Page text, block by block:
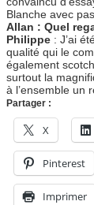
Blanche avec
Allan : Quel
Philippe : J’ai
qualité qui le
également
surtout la
à l’ensemble un
Partager :
X
Pinterest
Imprimer